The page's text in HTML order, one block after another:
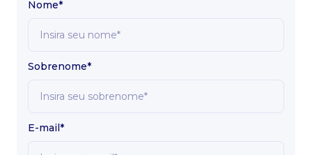
Nome*
Sobrenome*
E-mail*